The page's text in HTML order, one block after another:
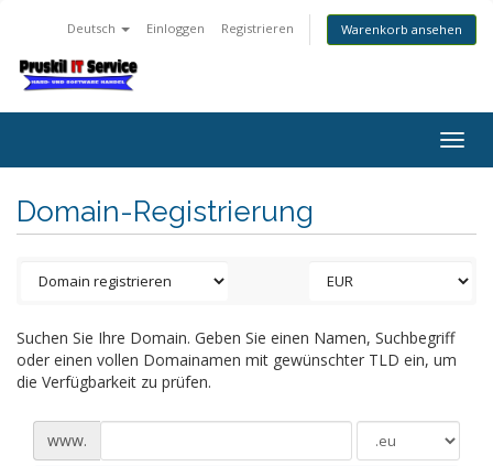
Deutsch Einloggen Registrieren Warenkorb ansehen
Domain-Registrierung
Suchen Sie Ihre Domain. Geben Sie einen Namen, Suchbegriff
oder einen vollen Domainamen mit gewünschter TLD ein, um
die Verfügbarkeit zu prüfen.
www.